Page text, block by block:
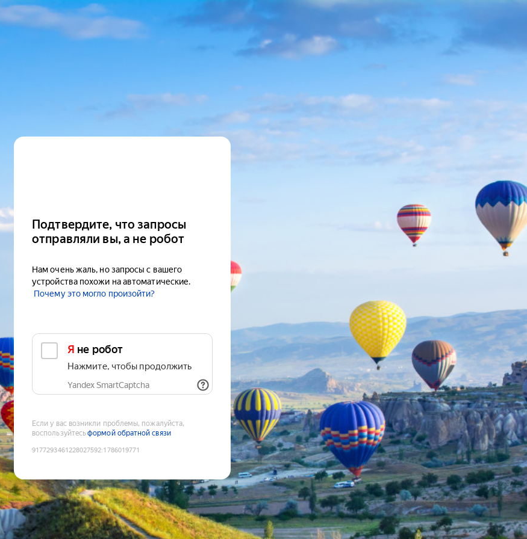
Подтвердите, что запросы
отправляли вы, а не робот
Нам очень жаль, но запросы с вашего
устройства похожи на автоматические.
Почему это могло произойти?
Я не робот
Нажмите, чтобы продолжить
Yandex SmartCaptcha
Если у вас возникли проблемы, пожалуйста,
воспользуйтесьформой обратной связи
9177293461228027592:1786019771